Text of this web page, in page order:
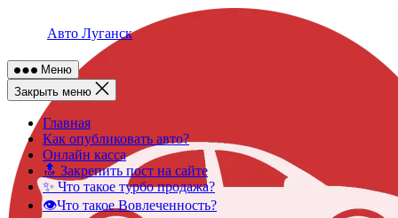
Авто Луганск
Меню
Закрыть меню
Главная
Как опубликовать авто?
Онлайн касса
🔝 Закрепить пост на сайте
✨ Что такое турбо продажа?
👁️Что такое Вовлеченность?